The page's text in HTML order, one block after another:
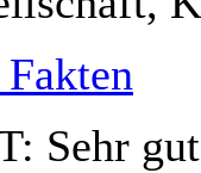
Sehr